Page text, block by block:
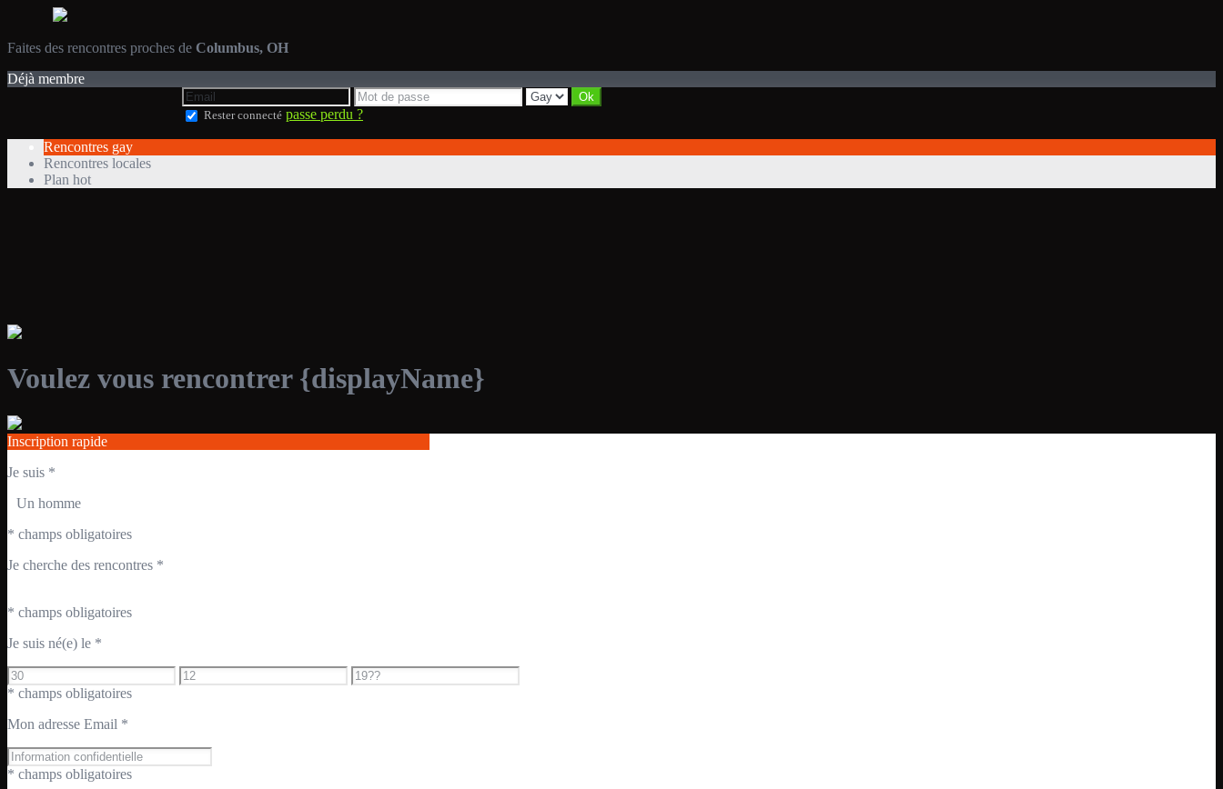
Faites des rencontres proches de Columbus, OH
Déjà membre
Rester connecté passe perdu ?
Rencontres gay
Rencontres locales
Plan hot
Voulez vous rencontrer {displayName}
Inscription rapide
Je suis *
Un homme
* champs obligatoires
Je cherche des rencontres *
* champs obligatoires
Je suis né(e) le *
* champs obligatoires
Mon adresse Email *
* champs obligatoires